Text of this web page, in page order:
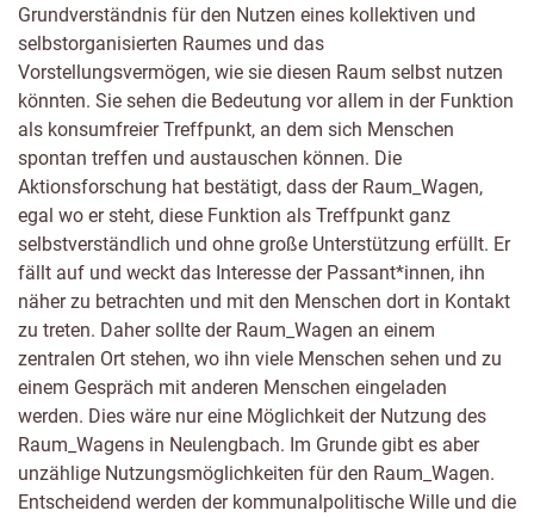
Grundverständnis für den Nutzen eines kollektiven und
selbstorganisierten Raumes und das
Vorstellungsvermögen, wie sie diesen Raum selbst nutzen
könnten. Sie sehen die Bedeutung vor allem in der Funktion
als konsumfreier Treffpunkt, an dem sich Menschen
spontan treffen und austauschen können. Die
Aktionsforschung hat bestätigt, dass der Raum_Wagen,
egal wo er steht, diese Funktion als Treffpunkt ganz
selbstverständlich und ohne große Unterstützung erfüllt. Er
fällt auf und weckt das Interesse der Passant*innen, ihn
näher zu betrachten und mit den Menschen dort in Kontakt
zu treten. Daher sollte der Raum_Wagen an einem
zentralen Ort stehen, wo ihn viele Menschen sehen und zu
einem Gespräch mit anderen Menschen eingeladen
werden. Dies wäre nur eine Möglichkeit der Nutzung des
Raum_Wagens in Neulengbach. Im Grunde gibt es aber
unzählige Nutzungsmöglichkeiten für den Raum_Wagen.
Entscheidend werden der kommunalpolitische Wille und die